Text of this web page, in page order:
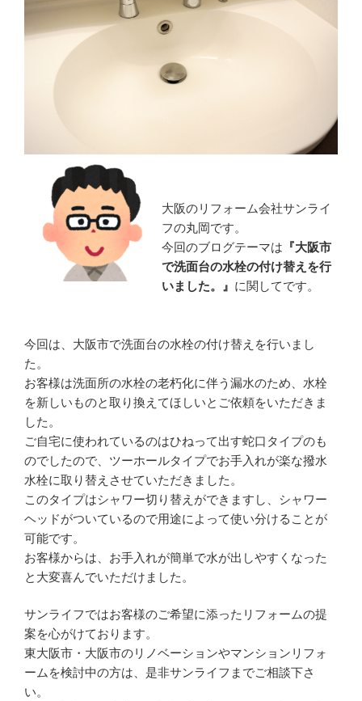
大阪のリフォーム会社サンライ
フの丸岡です。
今回のブログテーマは 『大阪市
で洗面台の水栓の付け替えを行
いました。』 に関してです。
今回は、大阪市で洗面台の水栓の付け替えを行いまし
た。
お客様は洗面所の水栓の老朽化に伴う漏水のため、水栓
を新しいものと取り換えてほしいとご依頼をいただきま
した。
ご自宅に使われているのはひねって出す蛇口タイプのも
のでしたので、ツーホールタイプでお手入れが楽な撥水
水栓に取り替えさせていただきました。
このタイプはシャワー切り替えができますし、シャワー
ヘッドがついているので用途によって使い分けることが
可能です。
お客様からは、お手入れが簡単で水が出しやすくなった
と大変喜んでいただけました。
サンライフではお客様のご希望に添ったリフォームの提
案を心がけております。
東大阪市・大阪市のリノベーションやマンションリフォ
ームを検討中の方は、是非サンライフまでご相談下さ
い。